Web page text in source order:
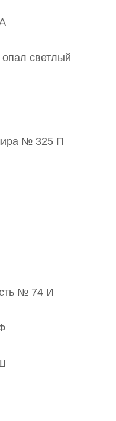
светлый
№ 325 П
№ 74 И